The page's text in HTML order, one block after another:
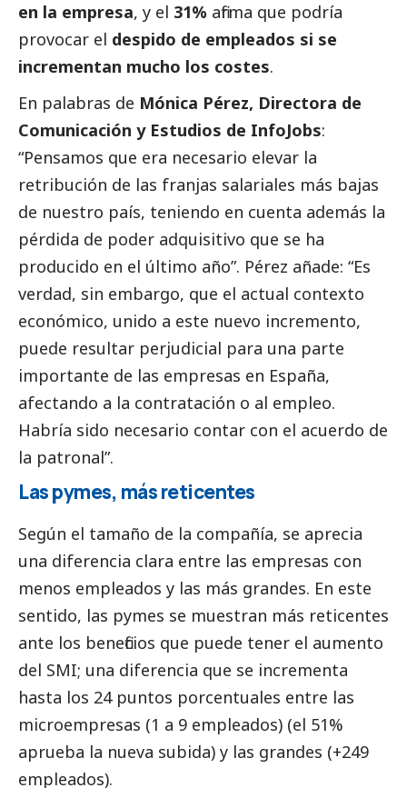
en la empresa, y el 31% afirma que podría
provocar el despido de empleados si se
incrementan mucho los costes.
En palabras de Mónica Pérez, Directora de
Comunicación y Estudios de InfoJobs:
“Pensamos que era necesario elevar la
retribución de las franjas salariales más bajas
de nuestro país, teniendo en cuenta además la
pérdida de poder adquisitivo que se ha
producido en el último año”. Pérez añade: “Es
verdad, sin embargo, que el actual contexto
económico, unido a este nuevo incremento,
puede resultar perjudicial para una parte
importante de las empresas en España,
afectando a la contratación o al empleo.
Habría sido necesario contar con el acuerdo de
la patronal”.
Laspymes, más reticentes
Según el tamaño de la compañía, se aprecia
una diferencia clara entre las empresas con
menos empleados y las más grandes. En este
sentido, las pymes se muestran más reticentes
ante los beneficios que puede tener el aumento
del SMI; una diferencia que se incrementa
hasta los 24 puntos porcentuales entre las
microempresas (1 a 9 empleados) (el 51%
aprueba la nueva subida) y las grandes (+249
empleados).